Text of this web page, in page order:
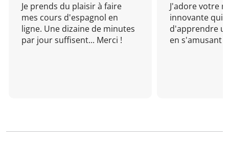
Je prends du plaisir à faire
mes cours d'espagnol en
ligne. Une dizaine de minutes
par jour suffisent... Merci !
J'adore votre
innovante qui
d'apprendre
en s'amusant !